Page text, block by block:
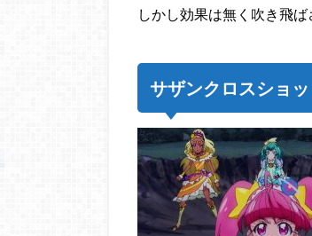
しかし効果は無く吹き飛ば
サザンクロスショッ